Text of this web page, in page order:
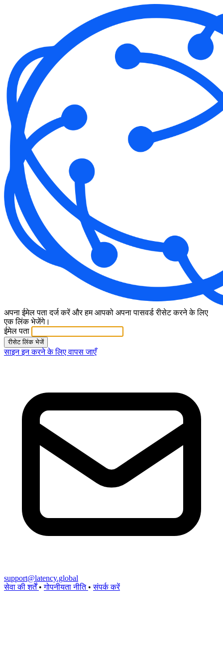
अपना ईमेल पता दर्ज करें और हम आपको अपना पासवर्ड रीसेट करने के लिए
एक लिंक भेजेंगे।
ईमेल पता
रीसेट लिंक भेजें
साइन इन करने के लिए वापस जाएँ
support@latency.global
सेवा की शर्तें• गोपनीयता नीति • संपर्क करें